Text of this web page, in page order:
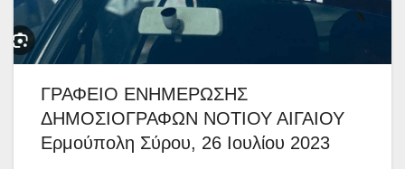
ΓΡΑΦΕΙΟ ΕΝΗΜΕΡΩΣΗΣ
ΔΗΜΟΣΙΟΓΡΑΦΩΝ ΝΟΤΙΟΥ ΑΙΓΑΙΟΥ
Ερμούπολη Σύρου, 26 Ιουλίου 2023